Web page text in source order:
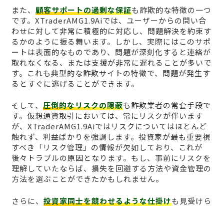
また、 顧客サポートの過剰な保証も詐欺的な特徴の一つ
です。XTraderAMG1.9Aiでは、ユーザーからの問い合
わせに対して非常に積極的に対応し、問題解決を約束す
るかのように振る舞います。しかし、実際にはこのサポ
ートは表面的なものであり、問題が深刻化すると連絡が
取れなくなる、または支援が非常に遅れることが多いで
す。これも典型的な詐欺サイトの特徴で、問題が発生す
るとすぐに逃げることができます。
そして、 圧倒的なリスクの隠蔽も詐欺業者の常套手段で
す。仮想通貨取引においては、常にリスクが伴います
が、XTraderAMG1.9Aiではリスクについてはほとんど
触れず、利益ばかりを強調します。投資家が最も重要視
すべき「リスク管理」の情報が欠如しており、これが
後々トラブルの原因となります。もし、事前にリスクを
理解していたならば、損失を回避する方法や資金管理の
方法を選ぶことができたかもしれません。
さらに、 投資家同士を競わせるような仕掛けも見受けら